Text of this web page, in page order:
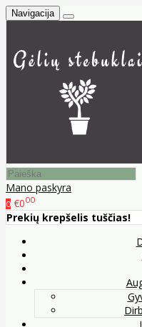
Navigacija
Mano paskyra
0 €000
Prekių krepšelis tuščias!